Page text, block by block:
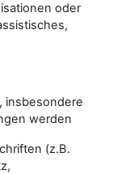
oder
insbesondere
werden
(z.B.